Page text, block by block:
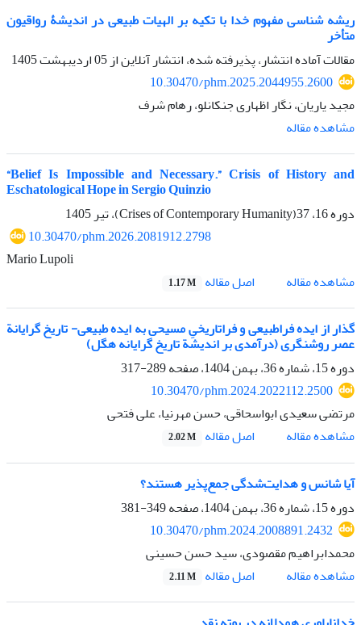
ریشه شناسی مفهوم خدا با تکیه بر الهیات طبیعی در اندیشۀ رواقیون
متأخر
مقالات آماده انتشار، پذیرفته شده، انتشار آنلاین از05 اردیبهشت 1405
10.30470/phm.2025.2044955.2600
مجید یاریان، نگار اظهاری جنکانلو، رهام شرف
مشاهده مقاله
“Belief Is Impossible and Necessary.” Crisis of History and
Eschatological Hope in Sergio Quinzio
دوره 16، 37(Crises of Contemporary Humanity)، تیر 1405
10.30470/phm.2026.2081912.2798
Mario Lupoli
مشاهده مقاله
اصل مقاله 1.17 M
گذار از ایده فراطبیعی و فراتاریخیِ مسیحی به ایده طبیعی- تاریخ گرایانة
عصر روشنگری (درآمدی بر اندیشة تاریخ گرایانه هگل)
دوره 15، شماره 36، بهمن 1404، صفحه
289-317
10.30470/phm.2024.2022112.2500
مرتضی سعیدی ابواسحاقی، حسن مهرنیا، علی فتحی
مشاهده مقاله
اصل مقاله 2.02 M
آیا شانس و هدایت‌شدگی جمع‌پذیر هستند؟
دوره 15، شماره 36، بهمن 1404، صفحه
349-381
10.30470/phm.2024.2008891.2432
محمدابراهیم مقصودی، سید حسن حسینی
مشاهده مقاله
اصل مقاله 2.11 M